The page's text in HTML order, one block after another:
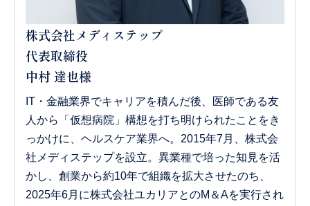
株式会社メディステップ
代表取締役
中村 達也様
IT・金融業界でキャリアを積んだ後、医師である友
人から「仮想病院」構想を打ち明けられたことをき
っかけに、ヘルスケア業界へ。2015年7月、株式会
社メディステップを設立。異業種で培った知見を活
かし、創業から約10年で組織を拡大させたのち、
2025年6月に株式会社ユカリアとのM＆Aを実行され